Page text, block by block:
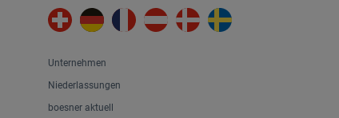
Unternehmen
Niederlassungen
boesner aktuell